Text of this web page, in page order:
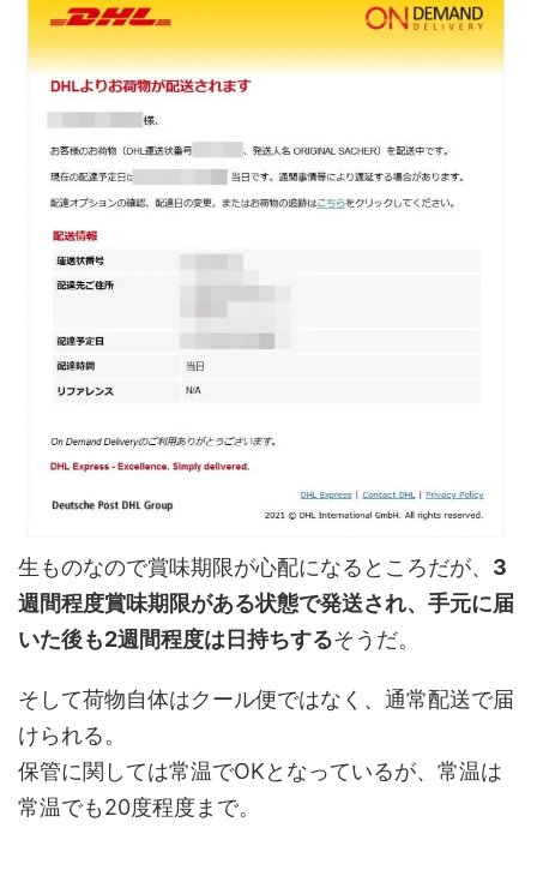
生ものなので賞味期限が心配になるところだが、 3
週間程度賞味期限がある状態で発送され、手元に届
いた後も2週間程度は日持ちするそうだ。
そして荷物自体はクール便ではなく、通常配送で届
けられる。
保管に関しては常温でOKとなっているが、常温は
常温でも20度程度まで。